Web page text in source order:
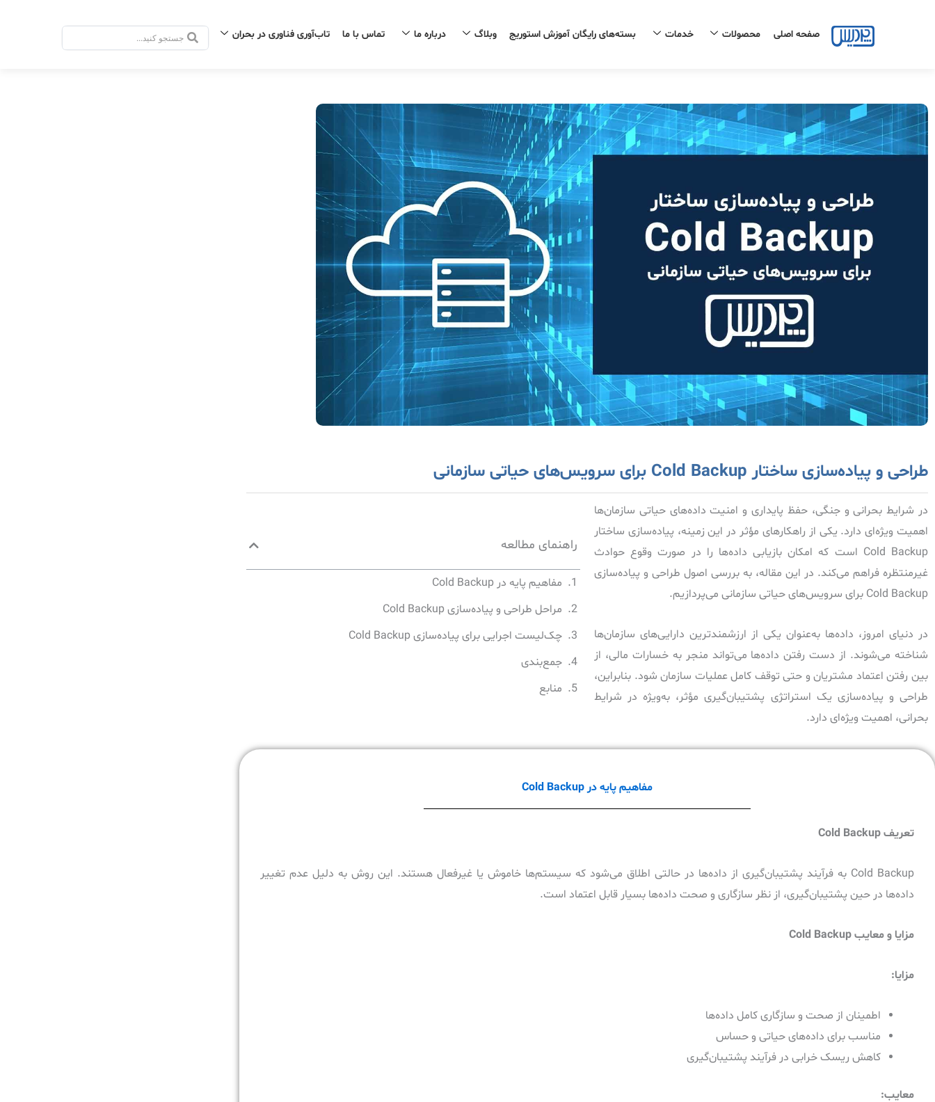
صفحه اصلی محصولات خدمات بسته‌های رایگان آموزش استوریج وبلاگ درباره ما تماس با ما تاب‌آوری فناوری در بحران
جستجو
طراحی و پیاده‌سازی ساختار Cold Backup برای سرویس‌های حیاتی سازمانی
در شرایط بحرانی و جنگی، حفظ پایداری و امنیت داده‌های حیاتی سازمان‌ها
اهمیت ویژه‌ای دارد. یکی از راهکارهای مؤثر در این زمینه، پیاده‌سازی ساختار
Cold Backup است که امکان بازیابی داده‌ها را در صورت وقوع حوادث
غیرمنتظره فراهم می‌کند. در این مقاله، به بررسی اصول طراحی و پیاده‌سازی
Cold Backup برای سرویس‌های حیاتی سازمانی می‌پردازیم.
در دنیای امروز، داده‌ها به‌عنوان یکی از ارزشمندترین دارایی‌های سازمان‌ها
شناخته می‌شوند. از دست رفتن داده‌ها می‌تواند منجر به خسارات مالی، از
بین رفتن اعتماد مشتریان و حتی توقف کامل عملیات سازمان شود. بنابراین،
طراحی و پیاده‌سازی یک استراتژی پشتیبان‌گیری مؤثر، به‌ویژه در شرایط
بحرانی، اهمیت ویژه‌ای دارد.
راهنمای مطالعه
مفاهیم پایه در Cold Backup
مراحل طراحی و پیاده‌سازی Cold Backup
چک‌لیست اجرایی برای پیاده‌سازی Cold Backup
جمع‌بندی
منابع
مفاهیم پایه در Cold Backup
تعریف
Cold Backup به فرآیند پشتیبان‌گیری از داده‌ها در حالتی اطلاق می‌شود که سیستم‌ها خاموش یا غیرفعال هستند. این روش به دلیل عدم تغییر
داده‌ها در حین پشتیبان‌گیری، از نظر سازگاری و صحت داده‌ها بسیار قابل اعتماد است.
مزایا و معایب
مزایا:
اطمینان از صحت و سازگاری کامل داده‌ها
مناسب برای داده‌های حیاتی و حساس
کاهش ریسک خرابی در فرآیند پشتیبان‌گیری
معایب: